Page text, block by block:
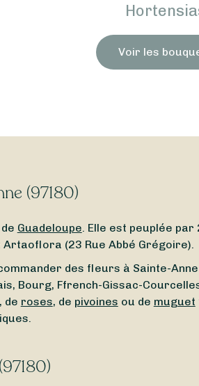
Voir les
(97180)
Guadeloupe. Elle est peuplée
(23 Rue Abbé Grégoire).
des fleurs à Sainte-
Bourg, Ffrench-Gissac-
, de roses, de pivoines ou de muguet